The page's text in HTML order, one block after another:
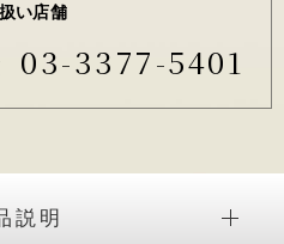
い店舗
03-3377-5401
説明